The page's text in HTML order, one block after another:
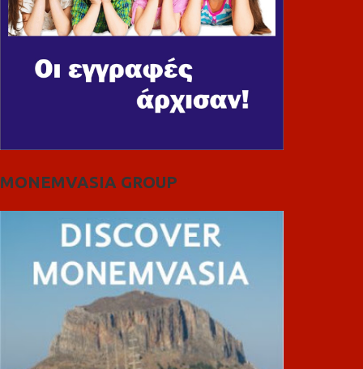
MONEMVASIA GROUP